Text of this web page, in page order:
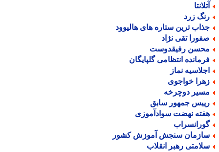
زرد
ترین ستاره های هالیوود
تقی نژاد
رفیقدوست
انتظامی گلپایگان
نماز
خواجوی
دوچرخه
جمهور سابق
نهضت سوادآموزی
سنجش آموزش کشور
رهبر انقلاب